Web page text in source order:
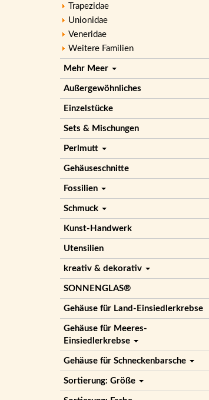
Trapezidae
Unionidae
Veneridae
Weitere Familien
Mehr Meer
Außergewöhnliches
Einzelstücke
Sets & Mischungen
Perlmutt
Gehäuseschnitte
Fossilien
Schmuck
Kunst-Handwerk
Utensilien
kreativ & dekorativ
SONNENGLAS®
Gehäuse für Land-Einsiedlerkrebse
Gehäuse für Meeres-
Einsiedlerkrebse
Gehäuse für Schneckenbarsche
Sortierung: Größe